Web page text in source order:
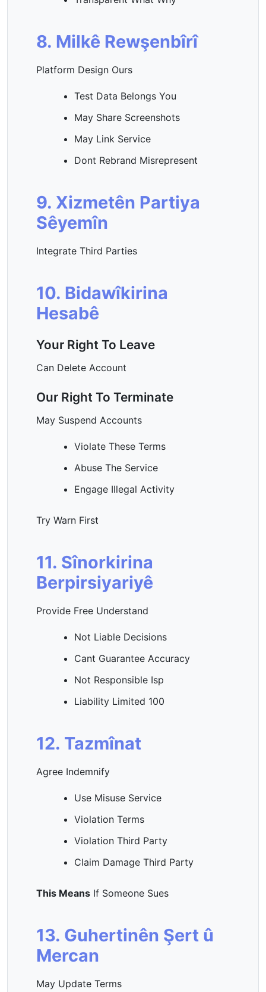
8. Milkê Rewşenbîrî
Platform Design Ours
Test Data Belongs You
May Share Screenshots
May Link Service
Dont Rebrand Misrepresent
9. Xizmetên Partiya
Sêyemîn
Integrate Third Parties
10. Bidawîkirina
Hesabê
Your Right To Leave
Can Delete Account
Our Right To Terminate
May Suspend Accounts
Violate These Terms
Abuse The Service
Engage Illegal Activity
Try Warn First
11. Sînorkirina
Berpirsiyariyê
Provide Free Understand
Not Liable Decisions
Cant Guarantee Accuracy
Not Responsible Isp
Liability Limited 100
12. Tazmînat
Agree Indemnify
Use Misuse Service
Violation Terms
Violation Third Party
Claim Damage Third Party
This Means If Someone Sues
13. Guhertinên Şert û
Mercan
May Update Terms